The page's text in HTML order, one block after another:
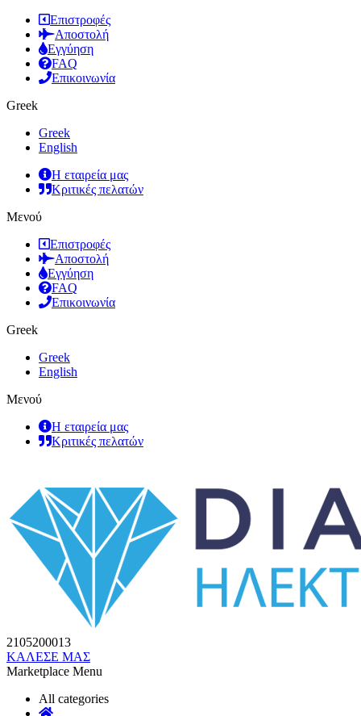
Επιστροφές
Αποστολή
Εγγύηση
FAQ
Επικοινωνία
Greek
Greek
English
Η εταιρεία μας
Κριτικές πελατών
Μενού
Επιστροφές
Αποστολή
Εγγύηση
FAQ
Επικοινωνία
Greek
Greek
English
Μενού
Η εταιρεία μας
Κριτικές πελατών
2105200013
ΚΑΛΕΣΕ ΜΑΣ
Marketplace Menu
All categories